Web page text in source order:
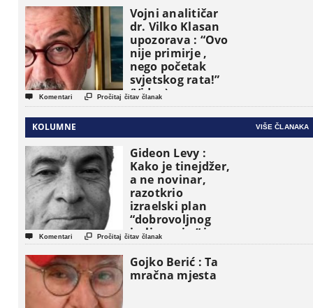
Vojni analitičar
dr. Vilko Klasan
upozorava : “Ovo
nije primirje ,
nego početak
svjetskog rata!”
(Video)
 Komentari  Pročitaj čitav članak
KOLUMNE VIŠE ČLANAKA
Gideon Levy :
Kako je tinejdžer,
a ne novinar,
razotkrio
izraelski plan
“dobrovoljnog
iseljavanja ” iz
Gaze
 Komentari  Pročitaj čitav članak
Gojko Berić : Ta
mračna mjesta